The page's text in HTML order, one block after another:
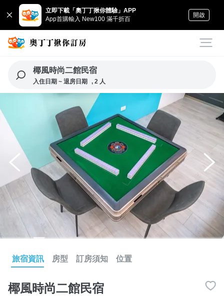
立即下載「奧丁丁揪你體驗」APP
App首購輸入 New100 滿千折百
開啟
椰風時尚二館民宿
入住日期 ~ 退房日期 , 2 人
旅宿資訊 房型 訂房須知 位置
椰風時尚二館民宿